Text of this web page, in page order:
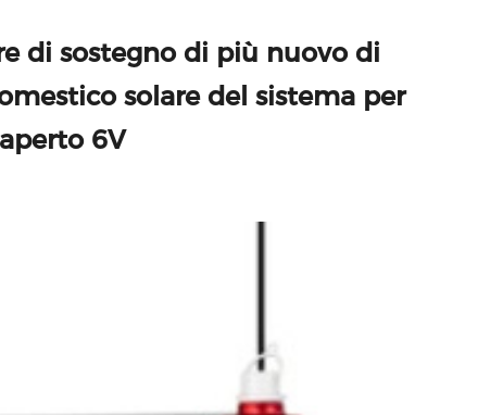
di sostegno di più nuovo di
solare del sistema per
6V